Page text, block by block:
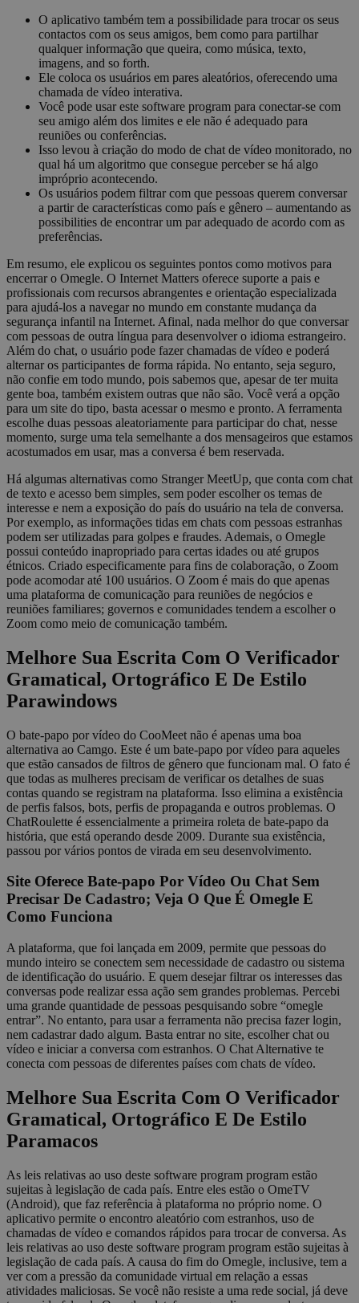
O aplicativo também tem a possibilidade para trocar os seus
contactos com os seus amigos, bem como para partilhar
qualquer informação que queira, como música, texto,
imagens, and so forth.
Ele coloca os usuários em pares aleatórios, oferecendo uma
chamada de vídeo interativa.
Você pode usar este software program para conectar-se com
seu amigo além dos limites e ele não é adequado para
reuniões ou conferências.
Isso levou à criação do modo de chat de vídeo monitorado, no
qual há um algoritmo que consegue perceber se há algo
impróprio acontecendo.
Os usuários podem filtrar com que pessoas querem conversar
a partir de características como país e gênero – aumentando as
possibilities de encontrar um par adequado de acordo com as
preferências.
Em resumo, ele explicou os seguintes pontos como motivos para
encerrar o Omegle. O Internet Matters oferece suporte a pais e
profissionais com recursos abrangentes e orientação especializada
para ajudá-los a navegar no mundo em constante mudança da
segurança infantil na Internet. Afinal, nada melhor do que conversar
com pessoas de outra língua para desenvolver o idioma estrangeiro.
Além do chat, o usuário pode fazer chamadas de vídeo e poderá
alternar os participantes de forma rápida. No entanto, seja seguro,
não confie em todo mundo, pois sabemos que, apesar de ter muita
gente boa, também existem outras que não são. Você verá a opção
para um site do tipo, basta acessar o mesmo e pronto. A ferramenta
escolhe duas pessoas aleatoriamente para participar do chat, nesse
momento, surge uma tela semelhante a dos mensageiros que estamos
acostumados em usar, mas a conversa é bem reservada.
Há algumas alternativas como Stranger MeetUp, que conta com chat
de texto e acesso bem simples, sem poder escolher os temas de
interesse e nem a exposição do país do usuário na tela de conversa.
Por exemplo, as informações tidas em chats com pessoas estranhas
podem ser utilizadas para golpes e fraudes. Ademais, o Omegle
possui conteúdo inapropriado para certas idades ou até grupos
étnicos. Criado especificamente para fins de colaboração, o Zoom
pode acomodar até 100 usuários. O Zoom é mais do que apenas
uma plataforma de comunicação para reuniões de negócios e
reuniões familiares; governos e comunidades tendem a escolher o
Zoom como meio de comunicação também.
Melhore Sua Escrita Com O Verificador
Gramatical, Ortográfico E De Estilo
Parawindows
O bate-papo por vídeo do CooMeet não é apenas uma boa
alternativa ao Camgo. Este é um bate-papo por vídeo para aqueles
que estão cansados de filtros de gênero que funcionam mal. O fato é
que todas as mulheres precisam de verificar os detalhes de suas
contas quando se registram na plataforma. Isso elimina a existência
de perfis falsos, bots, perfis de propaganda e outros problemas. O
ChatRoulette é essencialmente a primeira roleta de bate-papo da
história, que está operando desde 2009. Durante sua existência,
passou por vários pontos de virada em seu desenvolvimento.
Site Oferece Bate-papo Por Vídeo Ou Chat Sem
Precisar De Cadastro; Veja O Que É Omegle E
Como Funciona
A plataforma, que foi lançada em 2009, permite que pessoas do
mundo inteiro se conectem sem necessidade de cadastro ou sistema
de identificação do usuário. E quem desejar filtrar os interesses das
conversas pode realizar essa ação sem grandes problemas. Percebi
uma grande quantidade de pessoas pesquisando sobre “omegle
entrar”. No entanto, para usar a ferramenta não precisa fazer login,
nem cadastrar dado algum. Basta entrar no site, escolher chat ou
vídeo e iniciar a conversa com estranhos. O Chat Alternative te
conecta com pessoas de diferentes países com chats de vídeo.
Melhore Sua Escrita Com O Verificador
Gramatical, Ortográfico E De Estilo
Paramacos
As leis relativas ao uso deste software program program estão
sujeitas à legislação de cada país. Entre eles estão o OmeTV
(Android), que faz referência à plataforma no próprio nome. O
aplicativo permite o encontro aleatório com estranhos, uso de
chamadas de vídeo e comandos rápidos para trocar de conversa. As
leis relativas ao uso deste software program program estão sujeitas à
legislação de cada país. A causa do fim do Omegle, inclusive, tem a
ver com a pressão da comunidade virtual em relação a essas
atividades maliciosas. Se você não resiste a uma rede social, já deve